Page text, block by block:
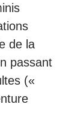
de la
passant
(«